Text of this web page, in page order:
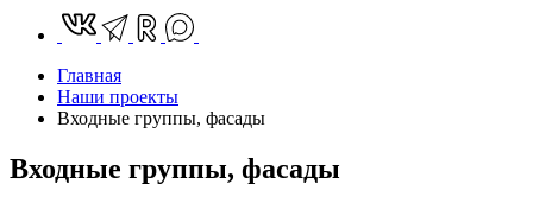
Главная
Наши проекты
Входные группы, фасады
Входные группы, фасады